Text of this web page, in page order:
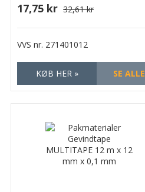
17,75 kr 32,61 kr
VVS nr. 271401012
KØB HER » SE ALLE